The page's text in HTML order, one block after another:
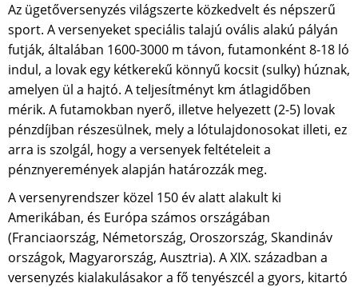
Az ügetőversenyzés világszerte közkedvelt és népszerű
sport. A versenyeket speciális talajú ovális alakú pályán
futják, általában 1600-3000 m távon, futamonként 8-18 ló
indul, a lovak egy kétkerekű könnyű kocsit (sulky) húznak,
amelyen ül a hajtó. A teljesítményt km átlagidőben
mérik. A futamokban nyerő, illetve helyezett (2-5) lovak
pénzdíjban részesülnek, mely a lótulajdonosokat illeti, ez
arra is szolgál, hogy a versenyek feltételeit a
pénznyeremények alapján határozzák meg.
A versenyrendszer közel 150 év alatt alakult ki
Amerikában, és Európa számos országában
(Franciaország, Németország, Oroszország, Skandináv
országok, Magyarország, Ausztria). A XIX. században a
versenyzés kialakulásakor a fő tenyészcél a gyors, kitartó